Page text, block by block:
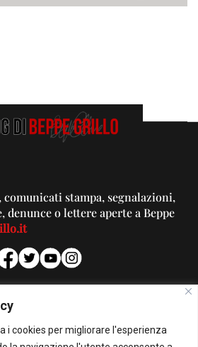
i cookies per migliorare l'esperienza
comunicati stampa, segnalazioni,
o lettere aperte a Beppe
PUBBLICITA'
Per la tua pubblicità su questo Blog:
pubblicita@beppegrillo.it